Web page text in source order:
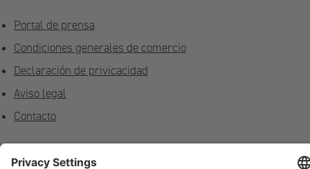
Portal de prensa
Condiciones generales de comercio
Declaración de privicacidad
Aviso legal
Contacto